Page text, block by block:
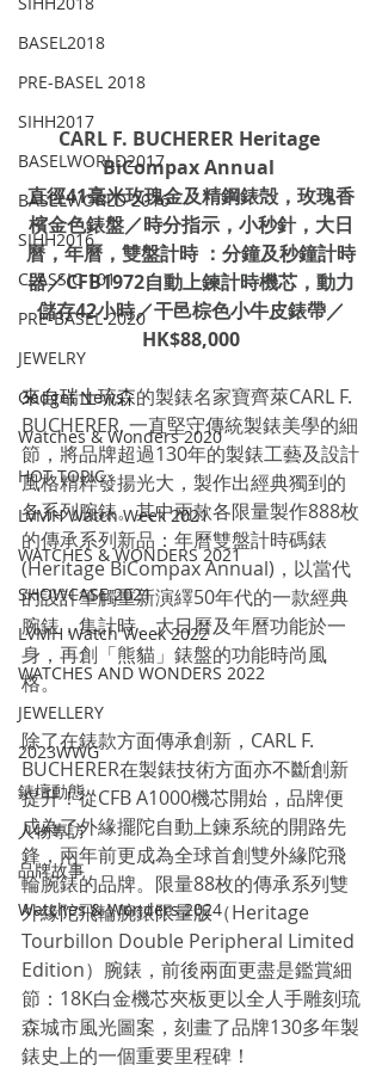
BASEL2018
PRE-BASEL 2018
SIHH2017
BASELWORLD2017
BASELWORLD 2016
SIHH2016
CLASSIC 101
PRE-BASEL 2020
JEWELRY
Gadget News
Watches & Wonders 2020
HOT TOPIC
LVMH Watch Week 2021
WATCHES & WONDERS 2021
SHOWCASE 2021
LVMH Watch Week 2022
WATCHES AND WONDERS 2022
JEWELLERY
2023WWG
錶壇動態
人物專訪
品牌故事
Watches & Wonders 2024
CARL F. BUCHERER Heritage
BiCompax Annual
直徑41毫米玫瑰金及精鋼錶殻，玫瑰香
檳金色錶盤／時分指示，小秒針，大日
曆，年曆，雙盤計時 ：分鐘及秒鐘計時
器／CFB1972自動上鍊計時機芯，動力
儲存42小時／干邑棕色小牛皮錶帶／
HK$88,000
來自瑞士琉森的製錶名家寶齊萊CARL F.
BUCHERER, 一直堅守傳統製錶美學的細
節，將品牌超過130年的製錶工藝及設計
風格精粹發揚光大，製作出經典獨到的
各系列腕錶。其中兩款各限量製作888枚
的傳承系列新品：年曆雙盤計時碼錶
(Heritage BiCompax Annual)，以當代
的設計筆觸重新演繹50年代的一款經典
腕錶，集計時、大日曆及年曆功能於一
身，再創「熊貓」錶盤的功能時尚風
格。
除了在錶款方面傳承創新，CARL F.
BUCHERER在製錶技術方面亦不斷創新
提升！從CFB A1000機芯開始，品牌便
成為了外緣擺陀自動上鍊系統的開路先
鋒，兩年前更成為全球首創雙外緣陀飛
輪腕錶的品牌。限量88枚的傳承系列雙
外緣陀飛輪腕錶限量版（Heritage
Tourbillon Double Peripheral Limited
Edition）腕錶，前後兩面更盡是鑑賞細
節：18K白金機芯夾板更以全人手雕刻琉
森城市風光圖案，刻畫了品牌130多年製
錶史上的一個重要里程碑！